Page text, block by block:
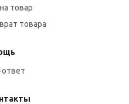
товар
товара